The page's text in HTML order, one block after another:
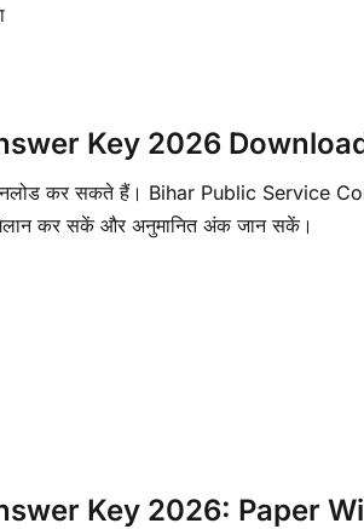
Key 2026
कर सकते हैं। Bihar Public Service
कर सकें और अनुमानित अंक जान सकें।
Key 2026: Paper